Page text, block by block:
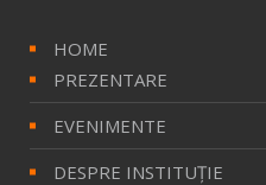
HOME
PREZENTARE
EVENIMENTE
DESPRE INSTITUȚIE